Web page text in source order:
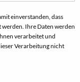
einverstanden, dass
Ihre Daten werden
verarbeitet und
Verarbeitung nicht